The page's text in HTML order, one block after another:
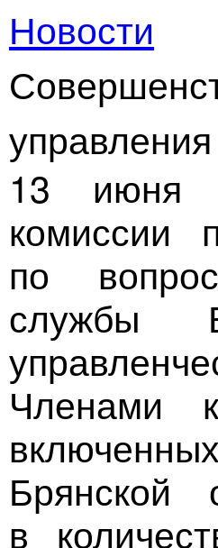
Новости
управления
13 июня
комиссии
по
службы
Членами
Брянской
в